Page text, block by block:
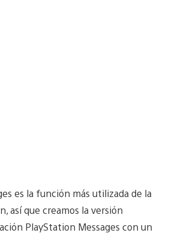
es la función más utilizada de la
así que creamos la versión
PlayStation Messages con un